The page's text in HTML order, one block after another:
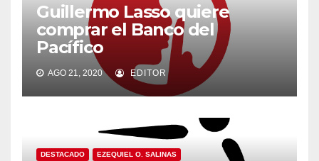
Guillermo Lasso quiere
comprar el Banco del
Pacífico
AGO 21, 2020 EDITOR
DESTACADO EZEQUIEL O. SALINAS